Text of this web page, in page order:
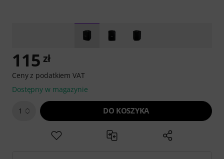
115 zł
Ceny z podatkiem VAT
Dostępny w magazynie
1 DO KOSZYKA